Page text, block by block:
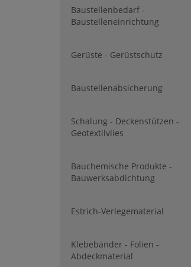
Baustellenbedarf -
Baustelleneinrichtung
Gerüste - Gerüstschutz
Baustellenabsicherung
Schalung - Deckenstützen -
Geotextilvlies
Bauchemische Produkte -
Bauwerksabdichtung
Estrich-Verlegematerial
Klebebänder - Folien -
Abdeckmaterial